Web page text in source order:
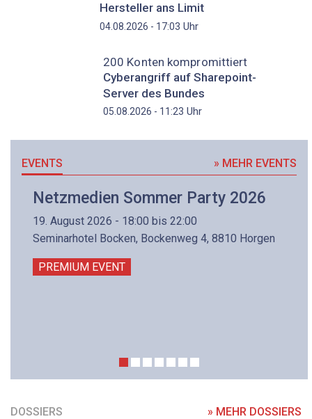
Hersteller ans Limit
04.08.2026 - 17:03 Uhr
200 Konten kompromittiert
Cyberangriff auf Sharepoint-
Server des Bundes
05.08.2026 - 11:23 Uhr
EVENTS » MEHR EVENTS
Netzmedien Sommer Party 2026
19. August 2026 - 18:00 bis 22:00
Seminarhotel Bocken, Bockenweg 4, 8810 Horgen
PREMIUM EVENT
DOSSIERS » MEHR DOSSIERS